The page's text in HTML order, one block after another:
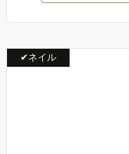
✔ネイル